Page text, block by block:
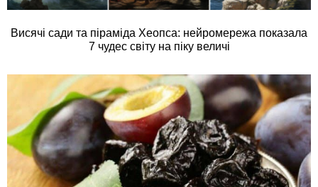
Висячі сади та піраміда Хеопса: нейромережа показала
7 чудес світу на піку величі